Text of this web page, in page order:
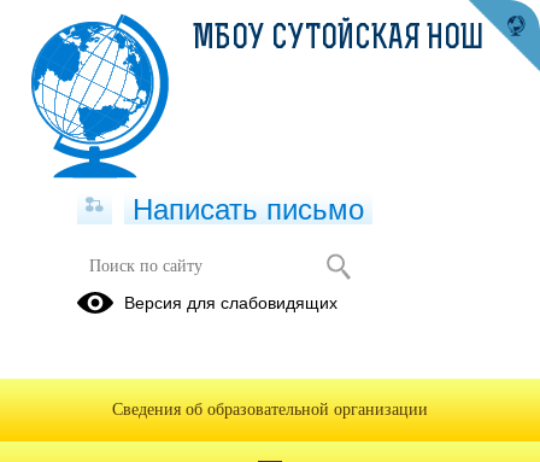
Информация
МБОУ СУТОЙСКАЯ НОШ
Написать письмо
Версия для слабовидящих
Сведения об образовательной организации